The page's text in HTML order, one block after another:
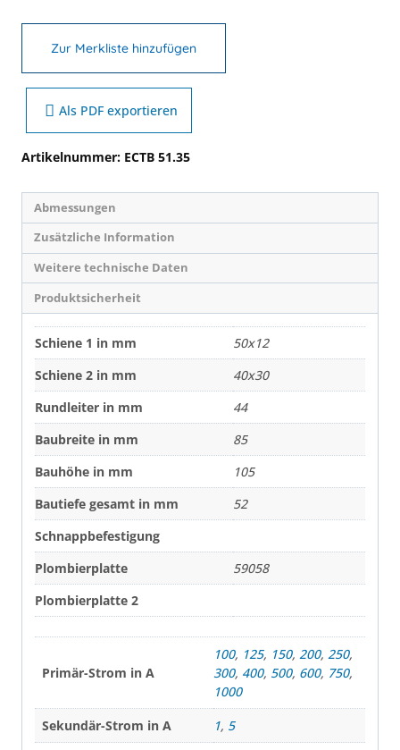
Zur Merkliste hinzufügen
Als PDF exportieren
Artikelnummer: ECTB 51.35
Abmessungen
Zusätzliche Information
Weitere technische Daten
Produktsicherheit
Schiene 1 in mm
50x12
Schiene 2 in mm
40x30
Rundleiter in mm
44
Baubreite in mm
85
Bauhöhe in mm
105
Bautiefe gesamt in mm
52
Schnappbefestigung
Plombierplatte
59058
Plombierplatte 2
Primär-Strom in A
100, 125, 150, 200, 250,
300, 400, 500, 600, 750,
1000
Sekundär-Strom in A
1, 5